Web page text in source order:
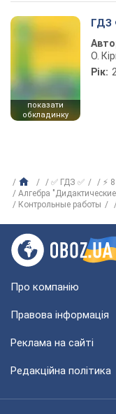
показати
обкладинку
ГДЗ
О.
Рік:
✅ ГДЗ ✅ ⚡
Алгебра
Контрольные работы
Про компанію
Правова інформація
Реклама на сайті
Редакційна політика